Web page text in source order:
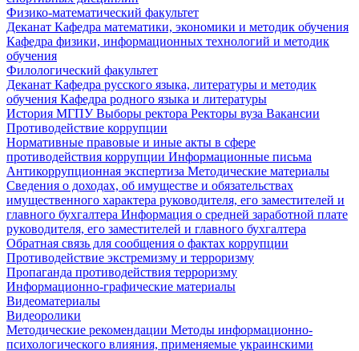
Физико-математический факультет
Деканат Кафедра математики, экономики и методик обучения
Кафедра физики, информационных технологий и методик
обучения
Филологический факультет
Деканат Кафедра русского языка, литературы и методик
обучения Кафедра родного языка и литературы
История МГПУВыборы ректора Ректоры вуза Вакансии
Противодействие коррупции
Нормативные правовые и иные акты в сфере
противодействия коррупции Информационные письма
Антикоррупционная экспертиза Методические материалы
Сведения о доходах, об имуществе и обязательствах
имущественного характера руководителя, его заместителей и
главного бухгалтера Информация о средней заработной плате
руководителя, его заместителей и главного бухгалтера
Обратная связь для сообщения о фактах коррупции
Противодействие экстремизму и терроризму
Пропаганда противодействия терроризму
Информационно-графические материалы
Видеоматериалы
Видеоролики
Методические рекомендации Методы информационно-
психологического влияния, применяемые украинскими